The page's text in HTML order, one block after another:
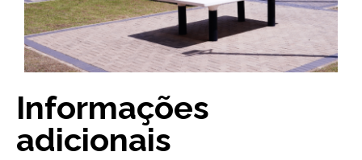
Informações
adicionais